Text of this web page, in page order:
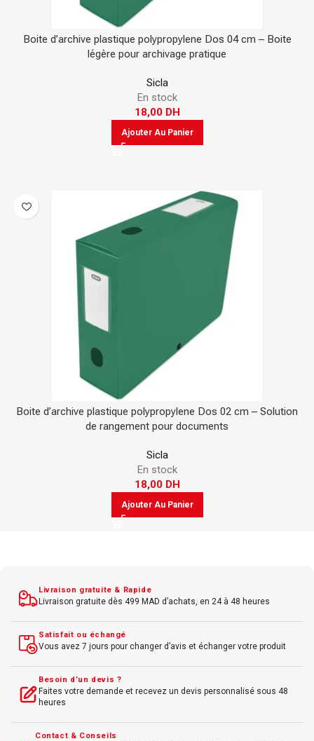
Boite d’archive plastique polypropylene Dos 04 cm – Boite
légère pour archivage pratique
Sicla
En stock
18,00 DH
Ajouter Au Panier
Boite d’archive plastique polypropylene Dos 02 cm – Solution
de rangement pour documents
Sicla
En stock
18,00 DH
Ajouter Au Panier
Livraison gratuite & Rapide
Livraison gratuite dès 499 MAD d’achats, en 24 à 48 heures
Satisfait ou échangé
Vous avez 7 jours pour changer d’avis et échanger votre produit
Besoin d’un devis ?
Faites votre demande et recevez un devis personnalisé sous 48
heures
Contact & Conseils